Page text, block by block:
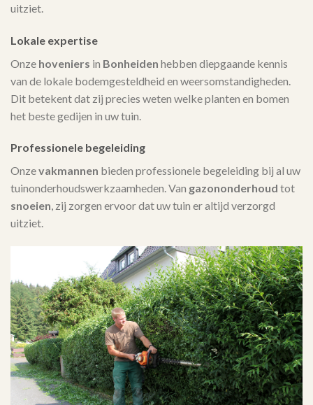
uitziet.
Lokale expertise
Onze hoveniers in Bonheiden hebben diepgaande kennis
van de lokale bodemgesteldheid en weersomstandigheden.
Dit betekent dat zij precies weten welke planten en bomen
het beste gedijen in uw tuin.
Professionele begeleiding
Onzevakmannen bieden professionele begeleiding bij al uw
tuinonderhoudswerkzaamheden. Van gazononderhoud tot
snoeien, zij zorgen ervoor dat uw tuin er altijd verzorgd
uitziet.